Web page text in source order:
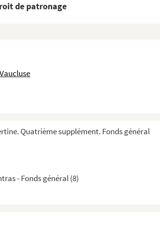
de patronage
Quatrième supplément. Fonds général
- Fonds général (8)
d’Alfred Mic...
Choisit à...